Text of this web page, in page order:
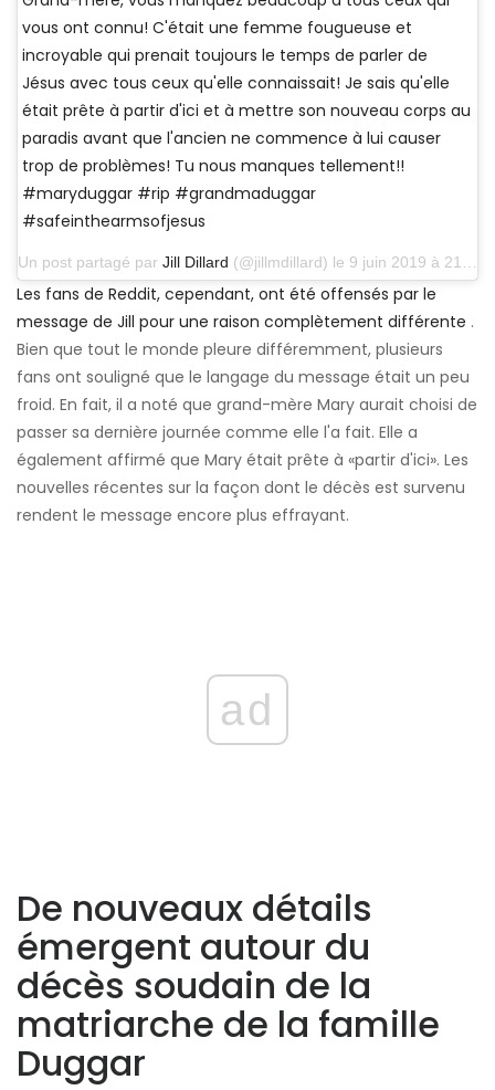
vous ont connu! C'était une femme fougueuse et
incroyable qui prenait toujours le temps de parler de
Jésus avec tous ceux qu'elle connaissait! Je sais qu'elle
était prête à partir d'ici et à mettre son nouveau corps au
paradis avant que l'ancien ne commence à lui causer
trop de problèmes! Tu nous manques tellement!!
#maryduggar #rip #grandmaduggar
#safeinthearmsofjesus
Un post partagé par Jill Dillard (@jillmdillard) le 9 juin 2019 à 21h04 PDT
Les fans de Reddit, cependant, ont été offensés par le
message de Jill pour une raison complètement différente .
Bien que tout le monde pleure différemment, plusieurs
fans ont souligné que le langage du message était un peu
froid. En fait, il a noté que grand-mère Mary aurait choisi de
passer sa dernière journée comme elle l'a fait. Elle a
également affirmé que Mary était prête à «partir d'ici». Les
nouvelles récentes sur la façon dont le décès est survenu
rendent le message encore plus effrayant.
ad
De nouveaux détails
émergent autour du
décès soudain de la
matriarche de la famille
Duggar